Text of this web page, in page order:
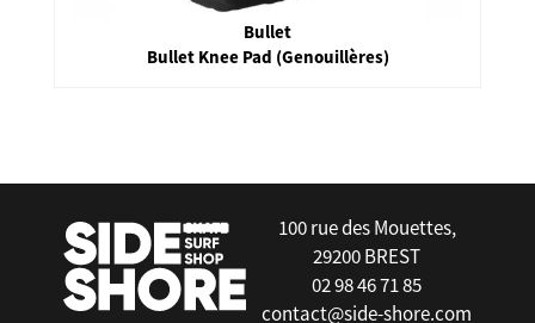
Bullet
Bullet Elbow Pad Heart
100 rue des Mouettes,
29200 BREST
02 98 46 71 85
contact@side-shore.com